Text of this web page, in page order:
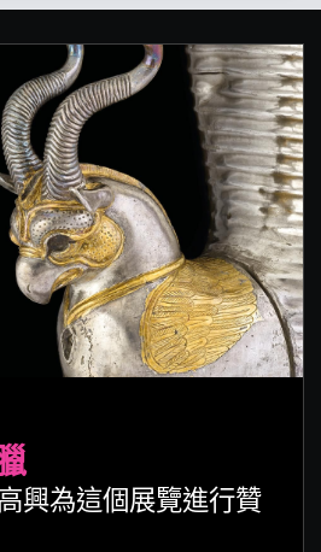
興為這個展覽進行贊